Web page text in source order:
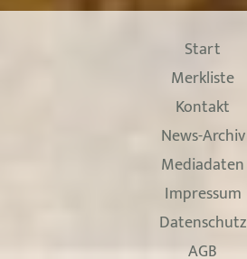
Start
Merkliste
Kontakt
News-Archiv
Mediadaten
Impressum
Datenschutz
AGB